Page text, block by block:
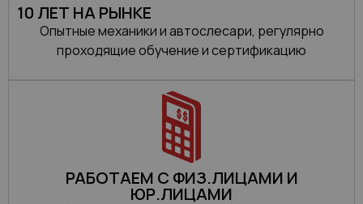
10 ЛЕТ НА РЫНКЕ
Опытные механики и автослесари, регулярно
проходящие обучение и сертификацию
РАБОТАЕМ С ФИЗ.ЛИЦАМИ И
ЮР.ЛИЦАМИ